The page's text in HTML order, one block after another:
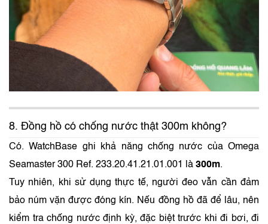
8. Đồng hồ có chống nước thật 300m không?
Có. WatchBase ghi khả năng chống nước của Omega
Seamaster 300 Ref. 233.20.41.21.01.001 là 300m.
Tuy nhiên, khi sử dụng thực tế, người đeo vẫn cần đảm
bảo núm vặn được đóng kín. Nếu đồng hồ đã để lâu, nên
kiểm tra chống nước định kỳ, đặc biệt trước khi đi bơi, đi